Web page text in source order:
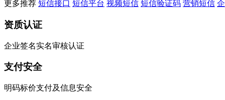
更多推荐 短信接口 短信平台 视频短信 短信验证码 营销短信
资质认证
企业签名实名审核认证
支付安全
明码标价支付及信息安全